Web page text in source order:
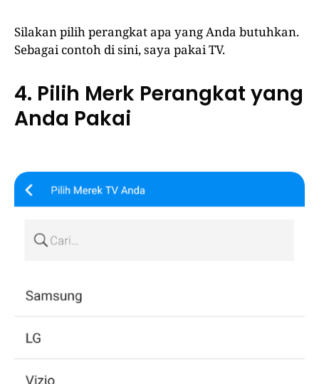
Silakan pilih perangkat apa yang Anda butuhkan.
Sebagai contoh di sini, saya pakai TV.
4. Pilih Merk Perangkat yang
Anda Pakai